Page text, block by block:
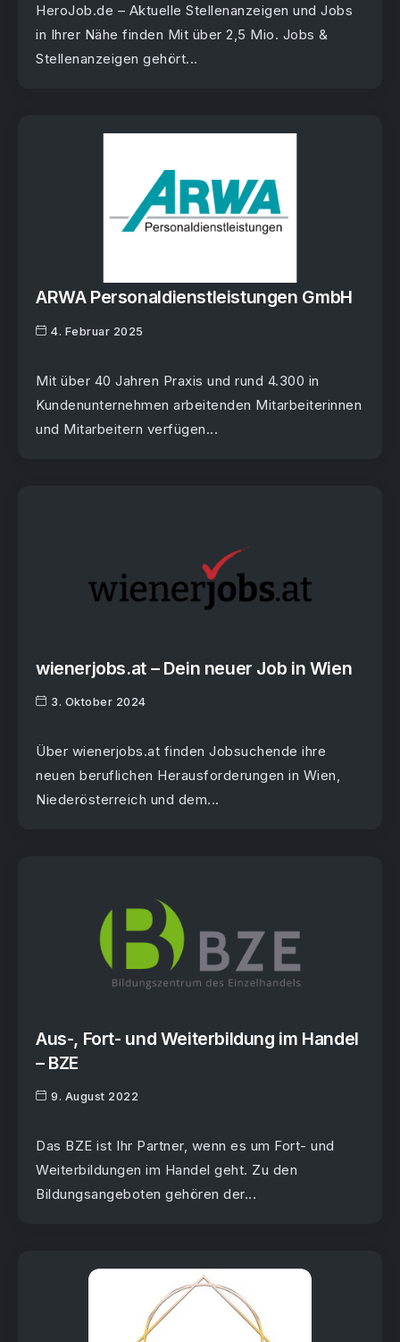
HeroJob.de – Aktuelle Stellenanzeigen und Jobs
in Ihrer Nähe finden Mit über 2,5 Mio. Jobs &
Stellenanzeigen gehört...
ARWA Personaldienstleistungen GmbH
4. Februar 2025
Mit über 40 Jahren Praxis und rund 4.300 in
Kundenunternehmen arbeitenden Mitarbeiterinnen
und Mitarbeitern verfügen...
wienerjobs.at – Dein neuer Job in Wien
3. Oktober 2024
Über wienerjobs.at finden Jobsuchende ihre
neuen beruflichen Herausforderungen in Wien,
Niederösterreich und dem...
Aus-, Fort- und Weiterbildung im Handel
– BZE
9. August 2022
Das BZE ist Ihr Partner, wenn es um Fort- und
Weiterbildungen im Handel geht. Zu den
Bildungsangeboten gehören der...